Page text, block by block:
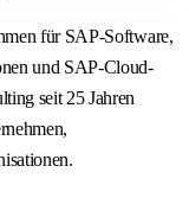
für SAP-Software,
und SAP-Cloud-
seit 25 Jahren